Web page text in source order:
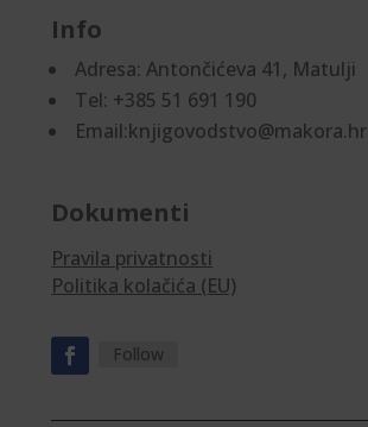
Info
Adresa:Antončićeva 41, Matulji
Tel: +385 51 691 190
Email:knjigovodstvo@makora.hr
Dokumenti
Pravila privatnosti
Politika kolačića (EU)
Follow